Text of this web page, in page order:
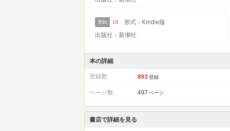
登録 18
形式：Kindle版
出版社：新潮社
本の詳細
登録数 893 登録
ページ数 497 ページ
書店で詳細を見る